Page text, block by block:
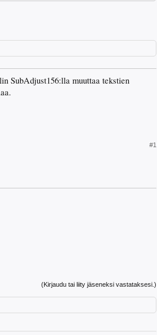
SubAdjust156:lla muuttaa tekstien
#1
(Kirjaudu tai liity jäseneksi vastataksesi.)